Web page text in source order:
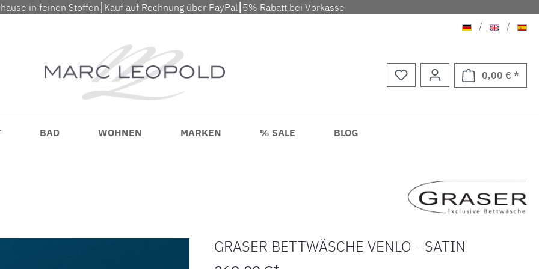
in feinen Stoffen⎮Kauf auf Rechnung über PayPal⎮5% Rabatt bei Vorkasse
Deutsch
/ Englisch
/
0,00 € *
BAD WOHNEN MARKEN % SALE BLOG
GRASER BETTWÄSCHE VENLO - SATIN